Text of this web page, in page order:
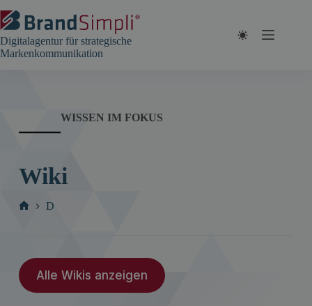
Inhalt
springen
Digitalagentur für strategische
Markenkommunikation
WISSEN IM FOKUS
Wiki
D
Alle Wikis anzeigen